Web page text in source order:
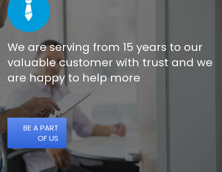
We are serving from 15 years to our
valuable customer with trust and we
are happy to help more
BE A PART
OF US